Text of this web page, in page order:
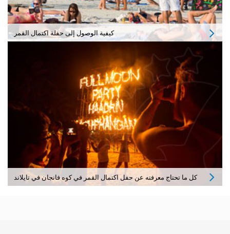
كيفية الوصول إلى حفلة اكتمال القمر
كل ما تحتاج معرفته عن حفل اكتمال القمر في كوه فانجان في تايلاند